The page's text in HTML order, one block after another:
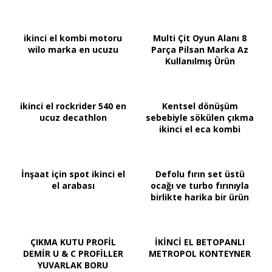
ikinci el kombi motoru
wilo marka en ucuzu
Multi Çit Oyun Alanı 8
Parça Pilsan Marka Az
Kullanılmış Ürün
ikinci el rockrider 540 en
ucuz decathlon
Kentsel dönüşüm
sebebiyle sökülen çıkma
ikinci el eca kombi
İnşaat için spot ikinci el
el arabası
Defolu fırın set üstü
ocağı ve turbo fırınıyla
birlikte harika bir ürün
ÇIKMA KUTU PROFİL
DEMİR U & C PROFİLLER
YUVARLAK BORU
İKİNCİ EL BETOPANLI
METROPOL KONTEYNER